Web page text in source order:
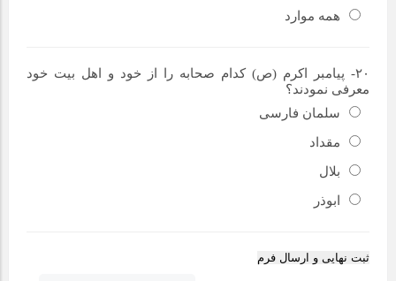
همه موارد
۲۰- پیامبر اکرم (ص) کدام صحابه را از خود و اهل بیت خود
معرفی نمودند؟
سلمان فارسی
مقداد
بلال
ابوذر
ثبت نهایی و ارسال فرم